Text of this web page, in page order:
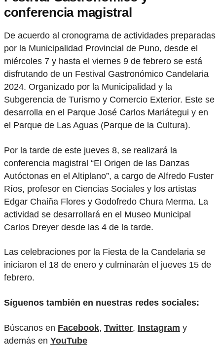
conferencia magistral
De acuerdo al cronograma de actividades preparadas
por la Municipalidad Provincial de Puno, desde el
miércoles 7 y hasta el viernes 9 de febrero se está
disfrutando de un Festival Gastronómico Candelaria
2024. Organizado por la Municipalidad y la
Subgerencia de Turismo y Comercio Exterior. Este se
desarrolla en el Parque José Carlos Mariátegui y en
el Parque de Las Aguas (Parque de la Cultura).
Por la tarde de este jueves 8, se realizará la
conferencia magistral “El Origen de las Danzas
Autóctonas en el Altiplano”, a cargo de Alfredo Fuster
Ríos, profesor en Ciencias Sociales y los artistas
Edgar Chaiña Flores y Godofredo Chura Merma. La
actividad se desarrollará en el Museo Municipal
Carlos Dreyer desde las 4 de la tarde.
Las celebraciones por la Fiesta de la Candelaria se
iniciaron el 18 de enero y culminarán el jueves 15 de
febrero.
Síguenos también en nuestras redes sociales:
Búscanos en Facebook, Twitter, Instagram y
además en YouTube